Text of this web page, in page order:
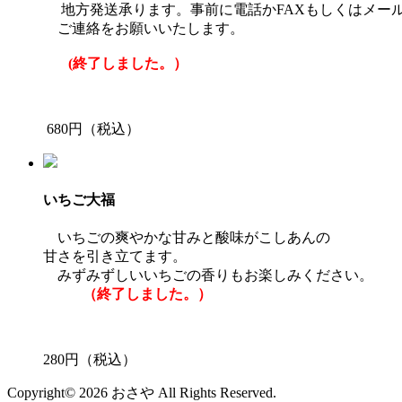
地方発送承ります。事前に電話かFAXもしくはメー
ご連絡をお願いいたします。
(終了しました。）
680円（税込）
いちご大福
いちごの爽やかな甘みと酸味がこしあんの
甘さを引き立てます。
みずみずしいいちごの香りもお楽しみください。
（終了しました。）
280円（税込）
Copyright© 2026 おさや All Rights Reserved.